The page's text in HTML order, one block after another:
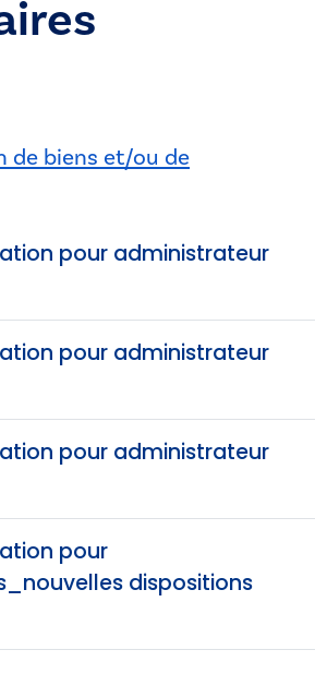
de biens et/ou de
pour administrateur
pour administrateur
pour administrateur
pour
dispositions